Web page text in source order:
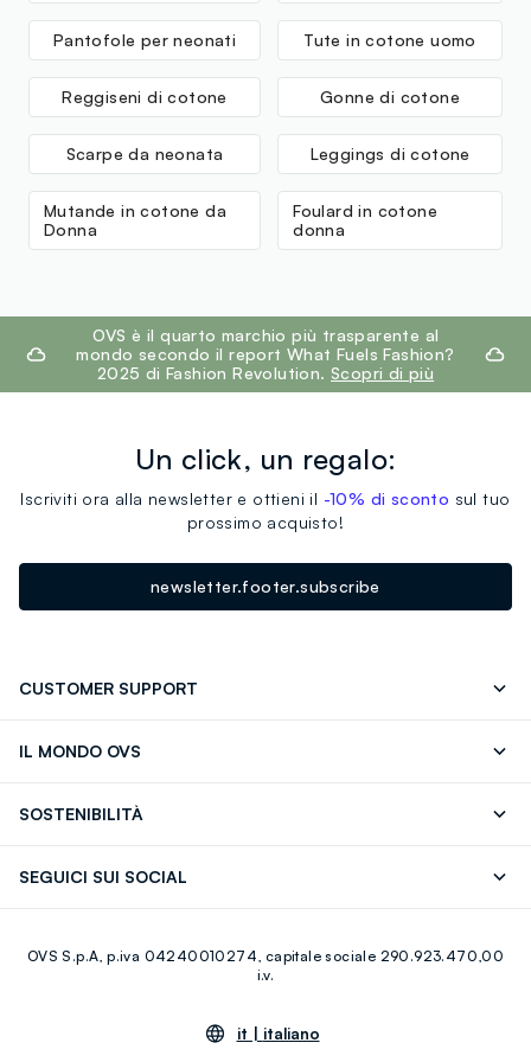
Pantofole per neonati Tute in cotone uomo
Reggiseni di cotone Gonne di cotone
Scarpe da neonata Leggings di cotone
Mutande in cotone da
Donna
Foulard in cotone
donna
footer.ariatitleOVS è il quarto marchio più trasparente al
mondo secondo il report What Fuels Fashion?
2025 di Fashion Revolution. Scopri di più
Un click, un regalo:
Iscriviti ora alla newsletter e ottieni il -10% di sconto sul tuo
prossimo acquisto!
newsletter.footer.subscribe
CUSTOMER SUPPORT
IL MONDO OVS
Giftcard
SOSTENIBILITÀ
SEGUICI SUI SOCIAL
Youtube Linkedin
OVS S.p.A, p.iva 04240010274, capitale sociale 290.923.470,00
i.v.
it | italiano